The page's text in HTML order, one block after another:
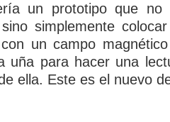
un prototipo que no
simplemente
un campo
uña para hacer una
ella. Este es el nuevo